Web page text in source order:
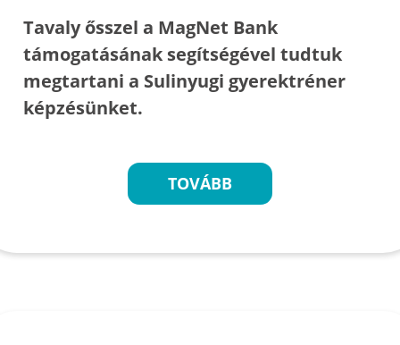
Tavaly ősszel a MagNet Bank
támogatásának segítségével tudtuk
megtartani a Sulinyugi gyerektréner
képzésünket.
TOVÁBB